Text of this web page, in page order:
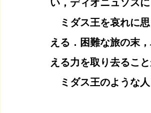
い，ディオニュソス
ミダス王を哀れに思
える．困難な旅の末
える力を取り去ること
ミダス王のような